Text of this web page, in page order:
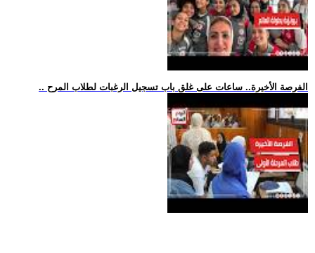
.. الفرصة الأخيرة.. ساعات على غلق باب تسجيل الرغبات لطلاب المرح